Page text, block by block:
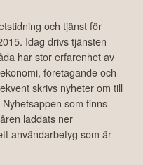
och tjänst för
Idag drivs tjänsten
har stor erfarenhet av
företagande och
skrivs nyheter om till
som finns
laddats ner
användarbetyg som är